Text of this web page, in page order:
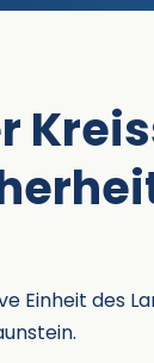
Einheit des